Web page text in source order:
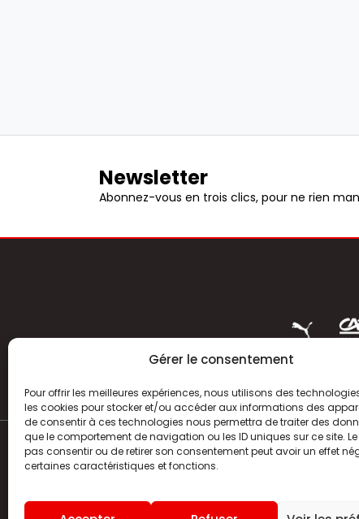
Gérer le consentement
Pour offrir les meilleures expériences, nous utilisons des
les cookies pour stocker et/ou accéder aux informations des
de consentir à ces technologies nous permettra de traiter des
que le comportement de navigation ou les ID uniques sur ce site.
pas consentir ou de retirer son consentement peut avoir un effet
certaines caractéristiques et fonctions.
Newsletter
Abonnez-vous en trois clics, pour ne rien
HISTOIRE